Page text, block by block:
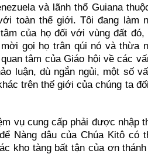
và lãnh thổ Guiana
toàn thế giới. Tôi đang làm
của họ đối với vùng đất đó,
gọi họ trân qúi nó và thừa
tâm của Giáo hội về các
luận, dù ngắn ngủi, một số
trên thế giới của chúng ta
vụ cung cấp phải được nhập
Nàng dâu của Chúa Kitô có
kho tàng bất tận của ơn